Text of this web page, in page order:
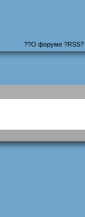
??О форуме?RSS?